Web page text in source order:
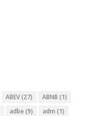
ABEV(27) ABNB (1)
adbe (9) adm (1)